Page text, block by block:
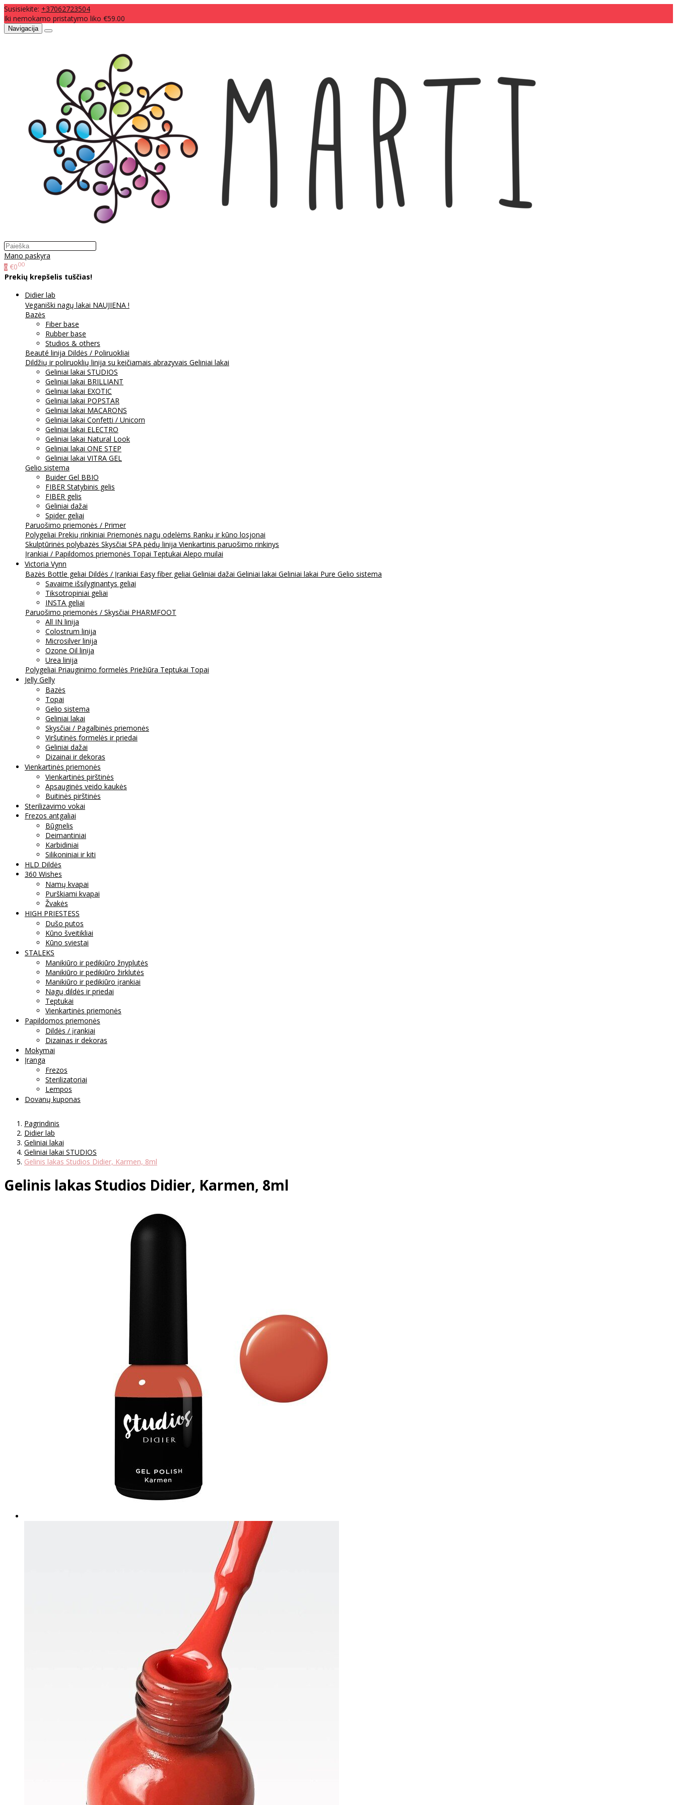
Susisiekite: +37062723504
Iki nemokamo pristatymo liko €59.00
Navigacija
Mano paskyra
0 €000
Prekių krepšelis tuščias!
Didier lab
Veganiški nagų lakai NAUJIENA !
Bazės
Fiber base
Rubber base
Studios & others
Beauté linija Dildės / Poliruokliai
Dildžių ir poliruoklių linija su keičiamais abrazyvais Geliniai lakai
Geliniai lakai STUDIOS
Geliniai lakai BRILLIANT
Geliniai lakai EXOTIC
Geliniai lakai POPSTAR
Geliniai lakai MACARONS
Geliniai lakai Confetti / Unicorn
Geliniai lakai ELECTRO
Geliniai lakai Natural Look
Geliniai lakai ONE STEP
Geliniai lakai VITRA GEL
Gelio sistema
Buider Gel BBIO
FIBER Statybinis gelis
FIBER gelis
Geliniai dažai
Spider geliai
Paruošimo priemonės / Primer
Polygeliai Prekių rinkiniai Priemonės nagų odelėms Rankų ir kūno losjonai
Skulptūrinės polybazės Skysčiai SPA pėdų linija Vienkartinis paruošimo rinkinys
Įrankiai / Papildomos priemonės Topai Teptukai Alepo muilai
Victoria Vynn
Bazės Bottle geliai Dildės / Įrankiai Easy fiber geliai Geliniai dažai Geliniai lakai Geliniai lakai Pure Gelio sistema
Savaime išsilyginantys geliai
Tiksotropiniai geliai
INSTA geliai
Paruošimo priemonės / Skysčiai PHARMFOOT
All IN linija
Colostrum linija
Microsilver linija
Ozone Oil linija
Urea linija
Polygeliai Priauginimo formelės Priežiūra Teptukai Topai
Jelly Gelly
Bazės
Topai
Gelio sistema
Geliniai lakai
Skysčiai / Pagalbinės priemonės
Viršutinės formelės ir priedai
Geliniai dažai
Dizainai ir dekoras
Vienkartinės priemonės
Vienkartinės pirštinės
Apsauginės veido kaukės
Buitinės pirštinės
Sterilizavimo vokai
Frezos antgaliai
Būgnelis
Deimantiniai
Karbidiniai
Silikoniniai ir kiti
HLD Dildės
360 Wishes
Namų kvapai
Purškiami kvapai
Žvakės
HIGH PRIESTESS
Dušo putos
Kūno šveitikliai
Kūno sviestai
STALEKS
Manikiūro ir pedikiūro žnyplutės
Manikiūro ir pedikiūro žirklutės
Manikiūro ir pedikiūro įrankiai
Nagų dildės ir priedai
Teptukai
Vienkartinės priemonės
Papildomos priemonės
Dildės / įrankiai
Dizainas ir dekoras
Mokymai
Įranga
Frezos
Sterilizatoriai
Lempos
Dovanų kuponas
Pagrindinis
Didier lab
Geliniai lakai
Geliniai lakai STUDIOS
Gelinis lakas Studios Didier, Karmen, 8ml
Gelinis lakas Studios Didier, Karmen, 8ml